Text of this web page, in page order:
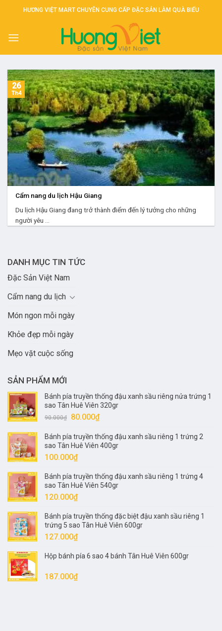
HƯƠNG VIỆT MART CHUYÊN CUNG CẤP ĐẶC SẢN LÀM QUÀ BIẾU
Cẩm nang du lịch Hậu Giang
Du lịch Hậu Giang đang trở thành điểm đến lý tưởng cho những
người yêu ...
26
Th4
DANH MỤC TIN TỨC
Đặc Sản Việt Nam
Cẩm nang du lịch
Món ngon mỗi ngày
Khỏe đẹp mỗi ngày
Mẹo vặt cuộc sống
SẢN PHẨM MỚI
Bánh pía truyền thống đậu xanh sầu riêng nửa trứng 1
sao Tân Huê Viên 320gr
90.000₫
Giá
là:
90.000₫.
80.000₫Giá
tại
là:
Bánh pía truyền thống đậu xanh sầu riêng 1 trứng 2
sao Tân Huê Viên 400gr
100.000₫
Bánh pía truyền thống đậu xanh sầu riêng 1 trứng 4
sao Tân Huê Viên 540gr
120.000₫
Bánh pía truyền thống đặc biệt đậu xanh sầu riêng 1
trứng 5 sao Tân Huê Viên 600gr
127.000₫
Hộp bánh pía 6 sao 4 bánh Tân Huê Viên 600gr
187.000₫